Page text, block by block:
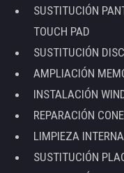
SUSTITUCIÓN
TOUCH PAD
SUSTITUCIÓN
AMPLIACIÓN
INSTALACIÓN
REPARACIÓN
LIMPIEZA
SUSTITUCIÓN